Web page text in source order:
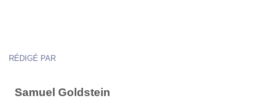
RÉDIGÉ PAR
Samuel Goldstein